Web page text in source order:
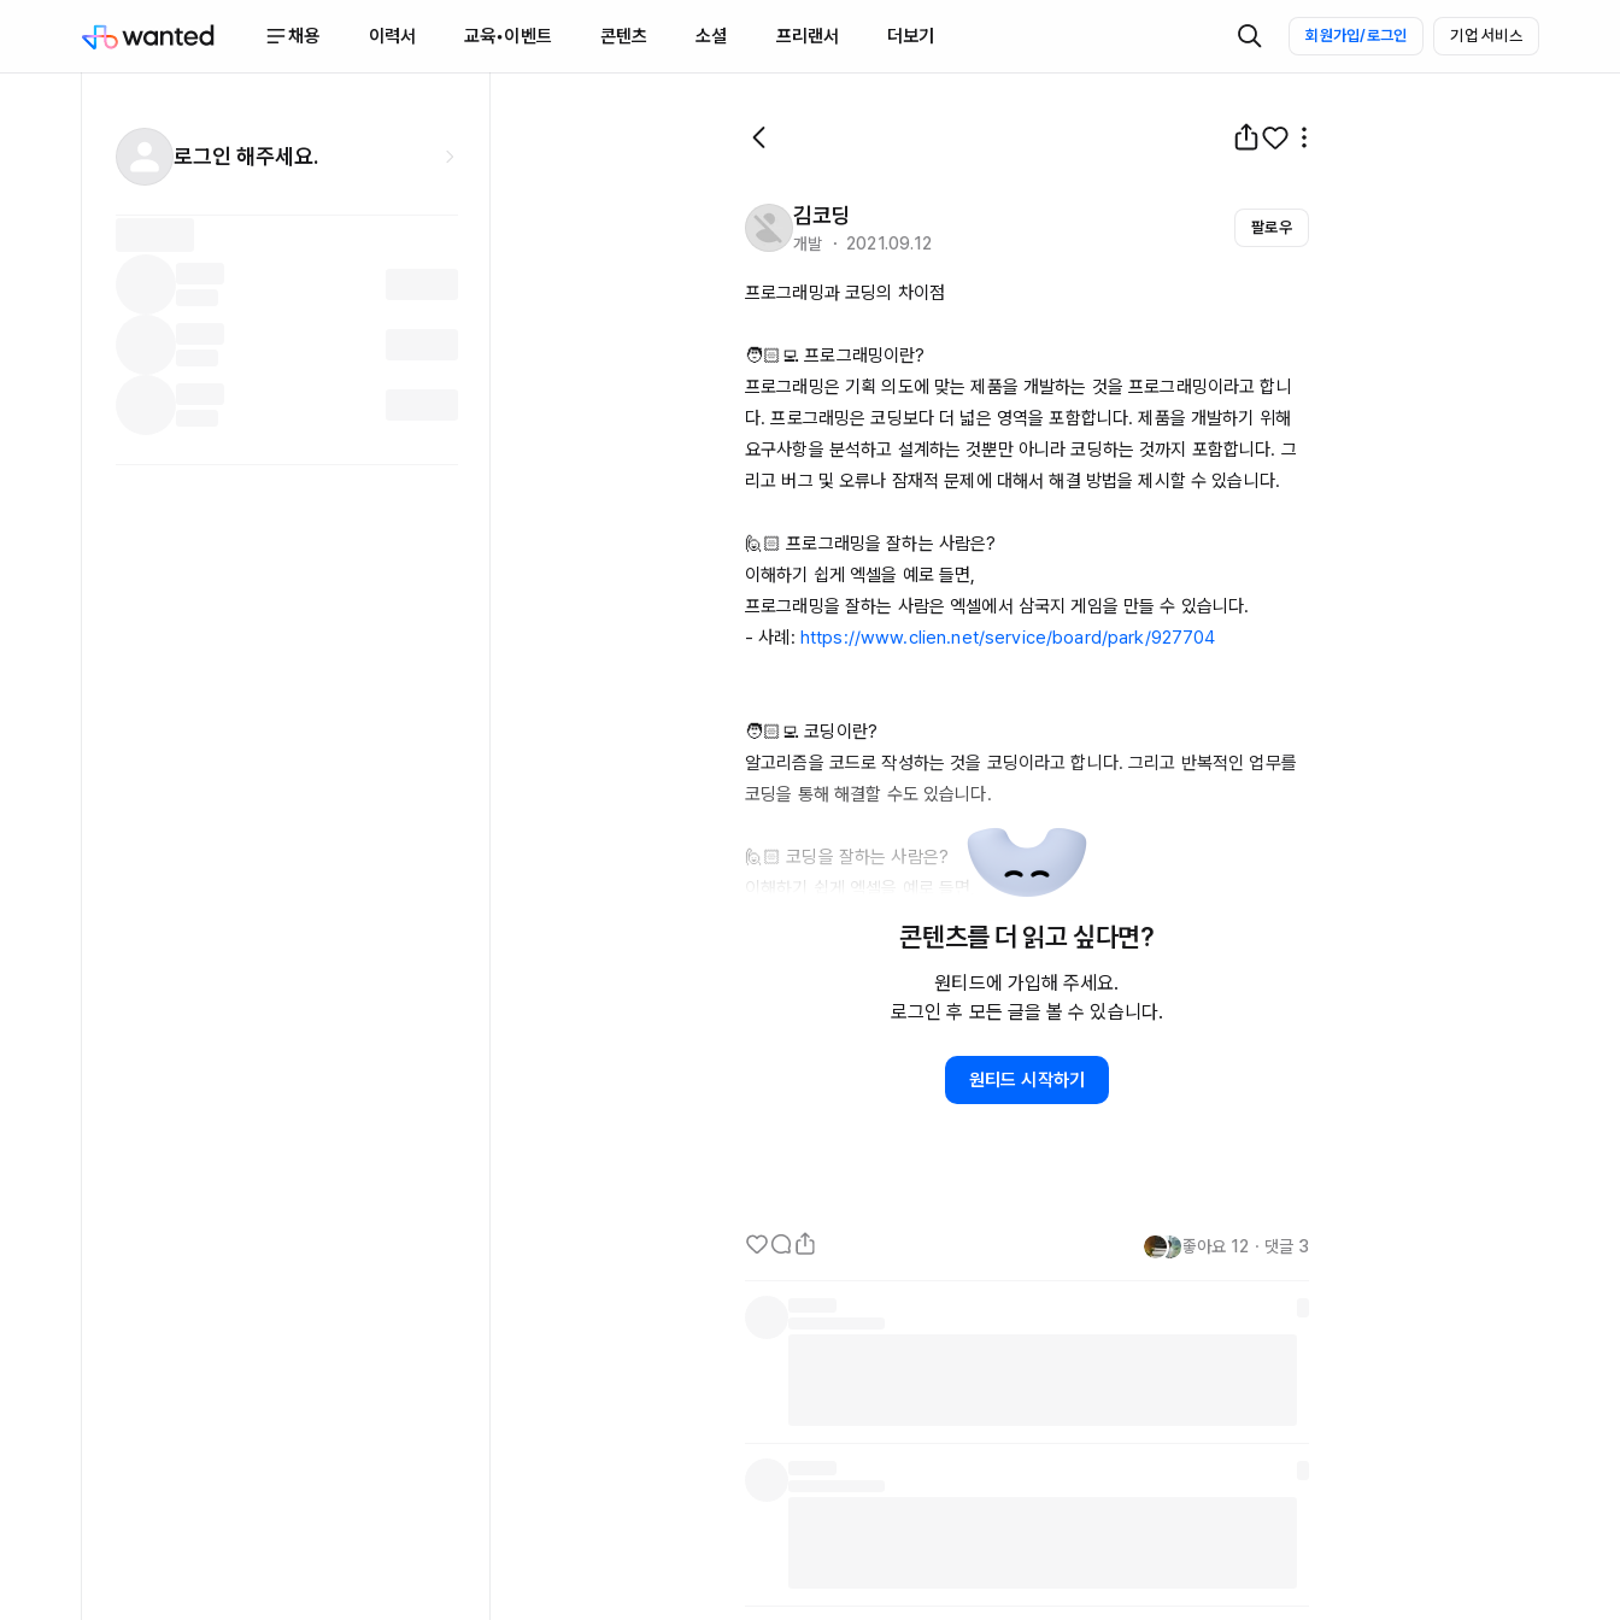
채용 이력서 교육•이벤트 콘텐츠 소셜 프리랜서 더보기 회원가입/로그인 기업 서비스
로그인 해주세요.
김코딩
개발 ・ 2021.09.12
팔로우
프로그래밍과 코딩의 차이점
🧑🏻‍💻 프로그래밍이란?
프로그래밍은 기획 의도에 맞는 제품을 개발하는 것을 프로그래밍이라고 합니
다. 프로그래밍은 코딩보다 더 넓은 영역을 포함합니다. 제품을 개발하기 위해
요구사항을 분석하고 설계하는 것뿐만 아니라 코딩하는 것까지 포함합니다. 그
리고 버그 및 오류나 잠재적 문제에 대해서 해결 방법을 제시할 수 있습니다.
🙋🏻 프로그래밍을 잘하는 사람은?
이해하기 쉽게 엑셀을 예로 들면,
프로그래밍을 잘하는 사람은 엑셀에서 삼국지 게임을 만들 수 있습니다.
- 사례: https://www.clien.net/service/board/park/927704
🧑🏻‍💻 코딩이란?
알고리즘을 코드로 작성하는 것을 코딩이라고 합니다. 그리고 반복적인 업무를
코딩을 통해 해결할 수도 있습니다.
🙋🏻 코딩을 잘하는 사람은?
이해하기 쉽게 엑셀을 예로 들면,
코딩을 잘하는 사람은 엑셀에서 제공하는 함수
235개를
코딩을 모르는 사람은 엑셀을 실행해놓고, 계산하기 위해 계산기를 두드립니다.
https://m.dcinside.com/board/singlebungle1472/245549
콘텐츠를 더 읽고 싶다면?
원티드에 가입해 주세요.
로그인 후 모든 글을 볼 수 있습니다.
원티드 시작하기
좋아요 12 ・ 댓글 3